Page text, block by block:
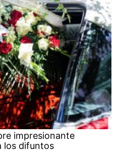
impresionante
los difuntos